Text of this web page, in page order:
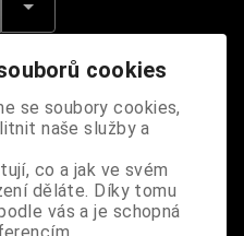
cookies
se soubory cookies,
naše služby a
co a jak ve svém
děláte. Díky tomu
vás a je schopná